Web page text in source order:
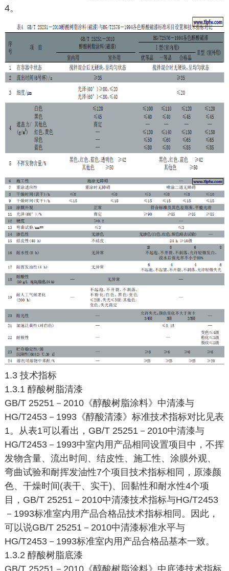
4。
1.3 技术指标
1.3.1 醇酸树脂清漆
GB/T 25251－2010《醇酸树脂涂料》中清漆与
HG/T2453－1993《醇酸清漆》标准技术指标对比见表
1。从表1可以看出，GB/T 25251－2010中清漆与
HG/T2453－1993中室内用产品相同设置项目中，不挥
发物含量、流出时间、结皮性、施工性、涂膜外观、
弯曲试验和耐挥发油性7个项目技术指标相同，原漆颜
色、干燥时间(表干、实干)、回黏性和耐水性4个项
目，GB/T 25251－2010中清漆技术指标与HG/T2453
－1993标准室内用产品合格品技术指标相同。因此，
可以说GB/T 25251－2010中清漆标准水平与
HG/T2453－1993标准室内用产品合格品基本一致。
1.3.2 醇酸树脂底漆
GB/T 25251－2010《醇酸树脂涂料》中底漆技术指标